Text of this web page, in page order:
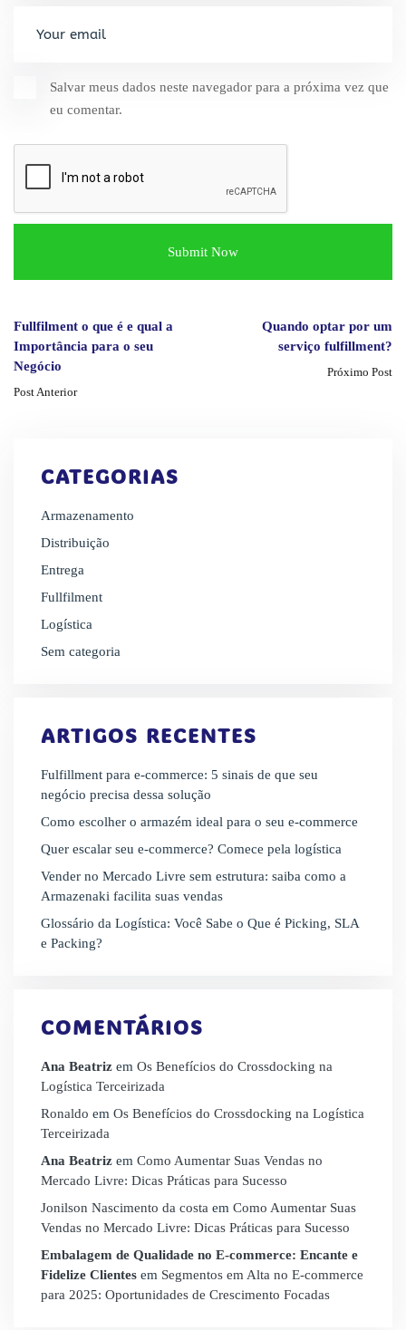
Salvar meus dados neste navegador para a próxima vez que
eu comentar.
Fullfilment o que é e qual a
Importância para o seu
Negócio
Post Anterior
Quando optar por um
serviço fulfillment?
Próximo Post
CATEGORIAS
Armazenamento
Distribuição
Entrega
Fullfilment
Logística
Sem categoria
ARTIGOS RECENTES
Fulfillment para e-commerce: 5 sinais de que seu
negócio precisa dessa solução
Como escolher o armazém ideal para o seu e-commerce
Quer escalar seu e-commerce? Comece pela logística
Vender no Mercado Livre sem estrutura: saiba como a
Armazenaki facilita suas vendas
Glossário da Logística: Você Sabe o Que é Picking, SLA
e Packing?
COMENTÁRIOS
Ana Beatriz em Os Benefícios do Crossdocking na
Logística Terceirizada
Ronaldo em Os Benefícios do Crossdocking na Logística
Terceirizada
Ana Beatriz em Como Aumentar Suas Vendas no
Mercado Livre: Dicas Práticas para Sucesso
Jonilson Nascimento da costa em Como Aumentar Suas
Vendas no Mercado Livre: Dicas Práticas para Sucesso
Embalagem de Qualidade no E-commerce: Encante e
Fidelize Clientes em Segmentos em Alta no E-commerce
para 2025: Oportunidades de Crescimento Focadas